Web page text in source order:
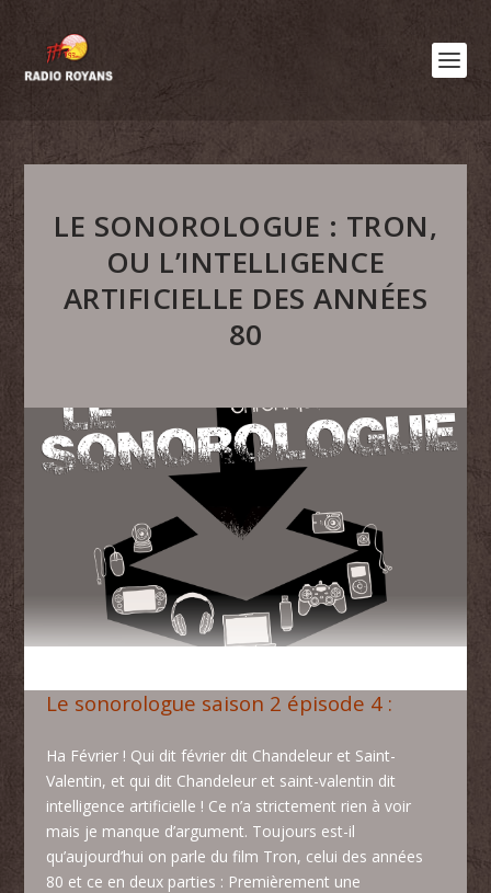
LE SONOROLOGUE : TRON,
OU L’INTELLIGENCE
ARTIFICIELLE DES ANNÉES
80
Le sonorologue saison 2 épisode 4 :
Ha Février ! Qui dit février dit Chandeleur et Saint-
Valentin, et qui dit Chandeleur et saint-valentin dit
intelligence artificielle ! Ce n’a strictement rien à voir
mais je manque d’argument. Toujours est-il
qu’aujourd’hui on parle du film Tron, celui des années
80 et ce en deux parties : Premièrement une